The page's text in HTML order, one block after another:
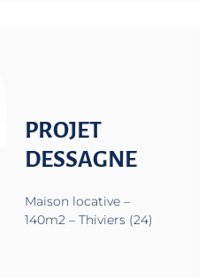
PROJET
DESSAGNE
Maison locative –
140m2 – Thiviers (24)